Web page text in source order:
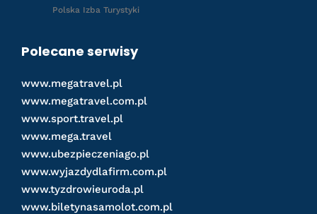
Polska Izba Turystyki
Polecane serwisy
www.megatravel.pl
www.megatravel.com.pl
www.sport.travel.pl
www.mega.travel
www.ubezpieczeniago.pl
www.wyjazdydlafirm.com.pl
www.tyzdrowieuroda.pl
www.biletynasamolot.com.pl